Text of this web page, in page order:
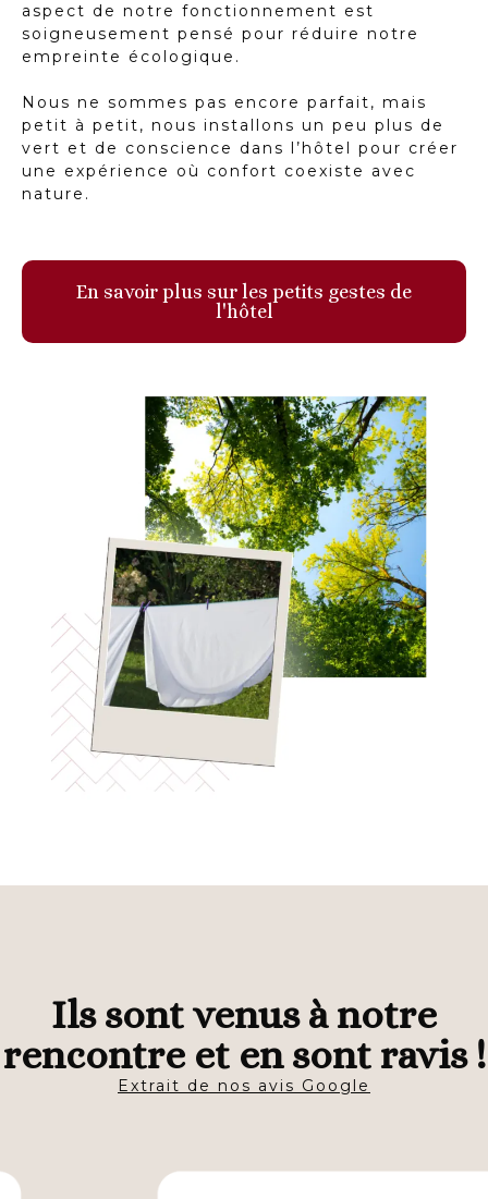
aspect de notre fonctionnement est
soigneusement pensé pour réduire notre
empreinte écologique.
Nous ne sommes pas encore parfait, mais
petit à petit, nous installons un peu plus de
vert et de conscience dans l’hôtel pour créer
une expérience où confort coexiste avec
nature.
En savoir plus sur les petits gestes de
l'hôtel
Ils sont venus à notre
rencontre et en sont ravis !
Extrait de nos avis Google